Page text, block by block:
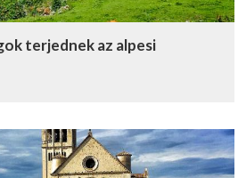
terjednek az alpesi